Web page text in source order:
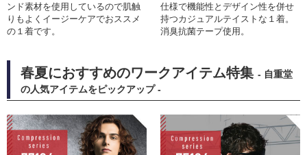
ンド素材を使用しているので肌触
りもよくイージーケアでおススメ
の１着です。
仕様で機能性とデザイン性を併せ
持つカジュアルテイストな１着。
消臭抗菌テープ使用。
春夏におすすめのワークアイテム特集 - 自重堂
の人気アイテムをピックアップ -